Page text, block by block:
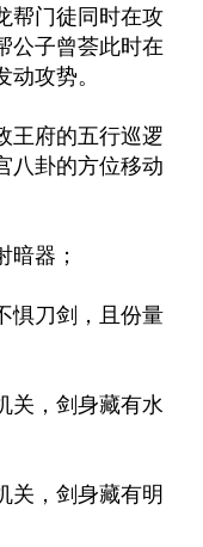
帮门徒同时在攻
公子曾荟此时在
攻势。
王府的五行巡逻
八卦的方位移动
暗器；
惧刀剑，且份量
关，剑身藏有水
关，剑身藏有明